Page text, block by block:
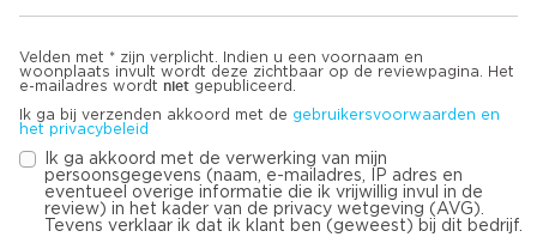
Velden met * zijn verplicht. Indien u een voornaam en
woonplaats invult wordt deze zichtbaar op de reviewpagina. Het
e-mailadres wordt niet gepubliceerd.
Ik ga bij verzenden akkoord met de gebruikersvoorwaarden en
het privacybeleid
Ik ga akkoord met de verwerking van mijn
persoonsgegevens (naam, e-mailadres, IP adres en
eventueel overige informatie die ik vrijwillig invul in de
review) in het kader van de privacy wetgeving (AVG).
Tevens verklaar ik dat ik klant ben (geweest) bij dit bedrijf.